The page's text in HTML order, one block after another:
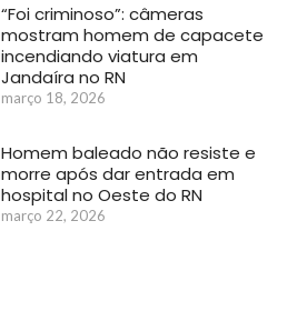
“Foi criminoso”: câmeras
mostram homem de capacete
incendiando viatura em
Jandaíra no RN
março 18, 2026
Homem baleado não resiste e
morre após dar entrada em
hospital no Oeste do RN
março 22, 2026